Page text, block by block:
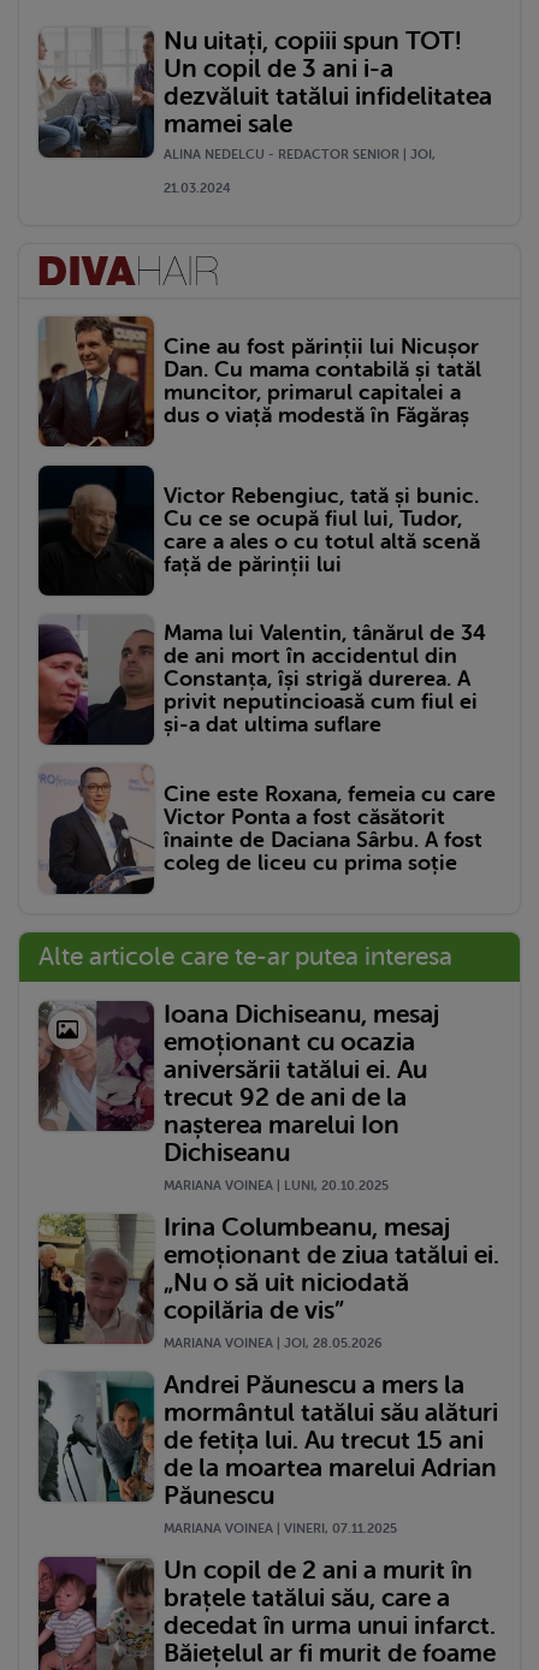
Nu uitați, copiii spun TOT!
Un copil de 3 ani i-a
dezvăluit tatălui infidelitatea
mamei sale
ALINA NEDELCU - REDACTOR SENIOR | JOI,
21.03.2024
Cine au fost părinții lui Nicușor
Dan. Cu mama contabilă și tatăl
muncitor, primarul capitalei a
dus o viață modestă în Făgăraș
Victor Rebengiuc, tată și bunic.
Cu ce se ocupă fiul lui, Tudor,
care a ales o cu totul altă scenă
față de părinții lui
Mama lui Valentin, tânărul de 34
de ani mort în accidentul din
Constanța, își strigă durerea. A
privit neputincioasă cum fiul ei
și-a dat ultima suflare
Cine este Roxana, femeia cu care
Victor Ponta a fost căsătorit
înainte de Daciana Sârbu. A fost
coleg de liceu cu prima soție
Alte articole care te-ar putea interesa
Ioana Dichiseanu, mesaj
emoționant cu ocazia
aniversării tatălui ei. Au
trecut 92 de ani de la
nașterea marelui Ion
Dichiseanu
MARIANA VOINEA | LUNI, 20.10.2025
Irina Columbeanu, mesaj
emoționant de ziua tatălui ei.
„Nu o să uit niciodată
copilăria de vis”
MARIANA VOINEA | JOI, 28.05.2026
Andrei Păunescu a mers la
mormântul tatălui său alături
de fetița lui. Au trecut 15 ani
de la moartea marelui Adrian
Păunescu
MARIANA VOINEA | VINERI, 07.11.2025
Un copil de 2 ani a murit în
brațele tatălui său, care a
decedat în urma unui infarct.
Băiețelul ar fi murit de foame